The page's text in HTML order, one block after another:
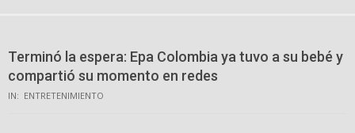
Terminó la espera: Epa Colombia ya tuvo a su bebé y
compartió su momento en redes
IN: ENTRETENIMIENTO